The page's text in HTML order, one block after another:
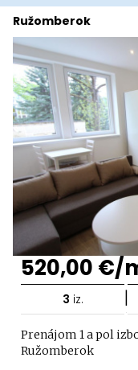
Ružomberok
520,00 €/
3 iz. |
Prenájom 1 a pol
Ružomberok